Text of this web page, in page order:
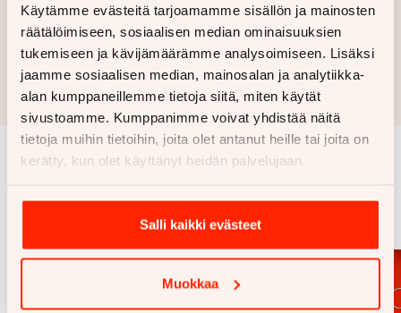
Käytämme evästeitä tarjoamamme sisällön ja mainosten
räätälöimiseen, sosiaalisen median ominaisuuksien
tukemiseen ja kävijämäärämme analysoimiseen. Lisäksi
jaamme sosiaalisen median, mainosalan ja analytiikka-
alan kumppaneillemme tietoja siitä, miten käytät
sivustoamme. Kumppanimme voivat yhdistää näitä
tietoja muihin tietoihin, joita olet antanut heille tai joita on
kerätty, kun olet käyttänyt heidän palvelujaan.
Salli kaikki evästeet
Muokkaa
Hae rahoitustarjous
Rahoituslaskelma on suuntaa antava ja edellyttää hyväksytyn
luottopäätöksen ja kaskovakuutuksen.